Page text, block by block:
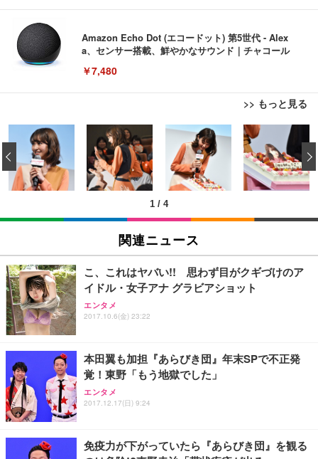
Amazon Echo Dot (エコードット) 第5世代 - Alex
a、センサー搭載、鮮やかなサウンド｜チャコール
￥7,480
>> もっと見る
[EdoErgo] オフィスチェア 椅子 テレワーク 疲れな
い 跳ね上げ式アームレスト コンパクト 約105度ロッ
キング pc 事務椅子 360度回転 座面昇降 強化ナイロ
ン樹脂ベース 通気性メッシュ 在宅ワーク H-WY01
(黒網+黒枠+黒足)
￥5,699
SIHOO B100 オフィスチェア／デスクチェア メッシ
ュチェア 人間工学 疲れない ブラック
￥27,999
ワーク チェア 強化バックレスト 30度ロッキング機
能 人間工学 椅子 腰サポート 90度跳ね上げ式アーム
務用 おしゃれ パソコンチェア (ブラック)
Sezlife オフィスチェア デスクチェア 疲れない テレ
ワーク チェア 強化バックレスト 30度ロッキング機
能 人間工学 椅子 腰サポート 90度跳ね上げ式アーム
務用 おしゃれ パソコンチェア (ホワイト)
EIZO ビジネス向けプレミアムモニター | FlexScan
EV3240X-WT | 31.5型4K UHD・USB Type-C・ホワ
イト
￥105,595
EIZO ビジネス向けプレミアムモニター | FlexScan
￥109,572
【純正品】27"ゲーミングモニター DualSense 充電
フック付き（CFI-ZDM1J）
【整備済み品】Dell E2724HS 27インチ 液晶モニタ
ー フルHD（1920×1080）VA 非光沢 HDMI/DisplayP
ort/VGA スピーカー内蔵 高さ調整 スイベル VESA対
Amazonベーシック ペットシーツ 薄型 レギュラー 1
回使い捨て 無香料 ホワイト 300枚
￥3,373
Amazonベーシック ペットシーツ 厚型 ワイド 42枚
x2袋(84枚) ホワイト(吸収面:ライトブルー)
￥3,234
ネオ・ルーライフ ネオ・オムツ L 中型犬用 26枚入
り 単品
Smart Basic(スマートベーシック) 【Amazon.co.jp
限定】 Smart Basic アイリスオーヤマ ペットシーツ
超厚型 お徳用 ワイド 100枚入 (x 1) (ケース販売)
1 / 4
‹
関連ニュース
こ、これはヤバい!! 思わず目がクギづけのア
イドル・女子アナ グラビアショット
エンタメ
2017.10.6(金) 23:22
本田翼も加担『あらびき団』年末SPで不正発
覚！東野「もう地獄でした」
エンタメ
2017.12.17(日) 9:24
免疫力が下がっていたら『あらびき団』を観る